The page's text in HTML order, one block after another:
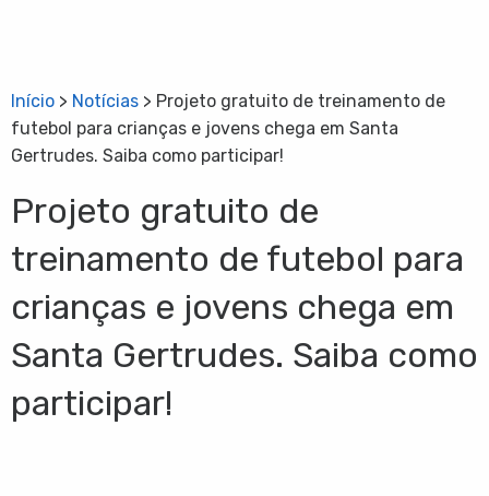
Início > Notícias > Projeto gratuito de treinamento de
futebol para crianças e jovens chega em Santa
Gertrudes. Saiba como participar!
Projeto gratuito de
treinamento de futebol para
crianças e jovens chega em
Santa Gertrudes. Saiba como
participar!